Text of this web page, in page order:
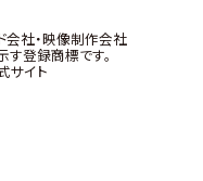
会社・映像制作会社
登録商標です。
サイト